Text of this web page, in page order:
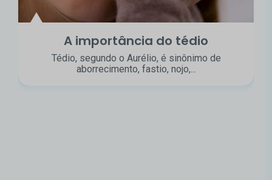
A importância do tédio
Tédio, segundo o Aurélio, é sinônimo de
aborrecimento, fastio, nojo,...